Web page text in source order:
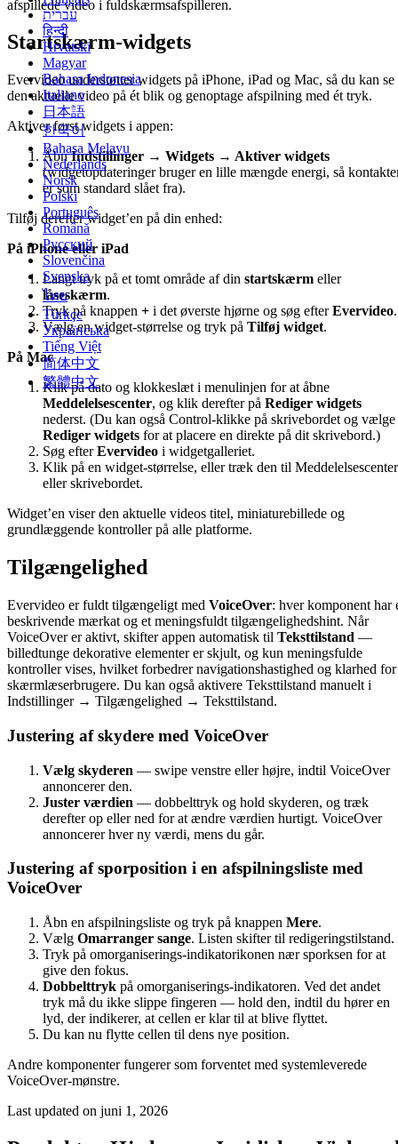
עברית
हिन्दी
Hrvatski
Magyar
Bahasa Indonesia
Italiano
日本語
한국어
Bahasa Melayu
Nederlands
Norsk
Polski
Português
Română
Русский
Slovenčina
Svenska
ไทย
Türkçe
Українська
Tiếng Việt
简体中文
繁體中文
afspillede video i fuldskærmsafspilleren.
Startskærm-widgets
Evervideo understøtter widgets på iPhone, iPad og Mac, så du kan se
den aktuelle video på ét blik og genoptage afspilning med ét tryk.
Aktiver først widgets i appen:
ÅbnIndstillinger → Widgets → Aktiver widgets
(widgetopdateringer bruger en lille mængde energi, så
er som standard slået fra).
Tilføj derefter widget’en på din enhed:
På iPhone eller iPad
Langt tryk på et tomt område af din startskærm eller
låseskærm.
Tryk på knappen + i det øverste hjørne og søg efterEvervideo.
Vælg en widget-størrelse og tryk på Tilføj widget.
På Mac
Klik på dato og klokkeslæt i menulinjen for at åbne
Meddelelsescenter, og klik derefter på Rediger widgets
nederst. (Du kan også Control-klikke på skrivebordet og vælge
Rediger widgets for at placere en direkte på dit skrivebord.)
Søg efterEvervideo i widgetgalleriet.
Klik på en widget-størrelse, eller træk den til Meddelelsescenter
eller skrivebordet.
Widget’en viser den aktuelle videos titel, miniaturebillede og
grundlæggende kontroller på alle platforme.
Tilgængelighed
Evervideo er fuldt tilgængeligt med VoiceOver: hver komponent har
beskrivende mærkat og et meningsfuldt tilgængelighedshint. Når
VoiceOver er aktivt, skifter appen automatisk til Teksttilstand —
billedtunge dekorative elementer er skjult, og kun meningsfulde
kontroller vises, hvilket forbedrer navigationshastighed og klarhed for
skærmlæserbrugere. Du kan også aktivere Teksttilstand manuelt i
Indstillinger → Tilgængelighed → Teksttilstand.
Justering af skydere med VoiceOver
Vælg skyderen — swipe venstre eller højre, indtil VoiceOver
annoncerer den.
Juster værdien — dobbelttryk og hold skyderen, og træk
derefter op eller ned for at ændre værdien hurtigt. VoiceOver
annoncerer hver ny værdi, mens du går.
Justering af sporposition i en afspilningsliste med
VoiceOver
Åbn en afspilningsliste og tryk på knappen Mere.
Vælg Omarranger sange. Listen skifter til redigeringstilstand.
Tryk på omorganiserings-indikatorikonen nær sporksen for at
give den fokus.
Dobbelttryk på omorganiserings-indikatoren. Ved det andet
tryk må du ikke slippe fingeren — hold den, indtil du hører en
lyd, der indikerer, at cellen er klar til at blive flyttet.
Du kan nu flytte cellen til dens nye position.
Andre komponenter fungerer som forventet med systemleverede
VoiceOver-mønstre.
Last updated on juni 1, 2026